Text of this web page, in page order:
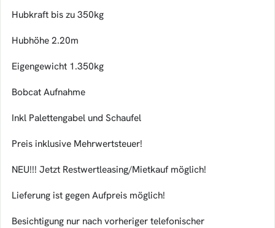
Hubkraft bis zu 350kg
Hubhöhe 2.20m
Eigengewicht 1.350kg
Bobcat Aufnahme
Inkl Palettengabel und Schaufel
Preis inklusive Mehrwertsteuer!
NEU!!! Jetzt Restwertleasing/Mietkauf möglich!
Lieferung ist gegen Aufpreis möglich!
Besichtigung nur nach vorheriger telefonischer